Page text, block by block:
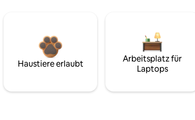
Haustiere erlaubt
Arbeitsplatz für
Laptops